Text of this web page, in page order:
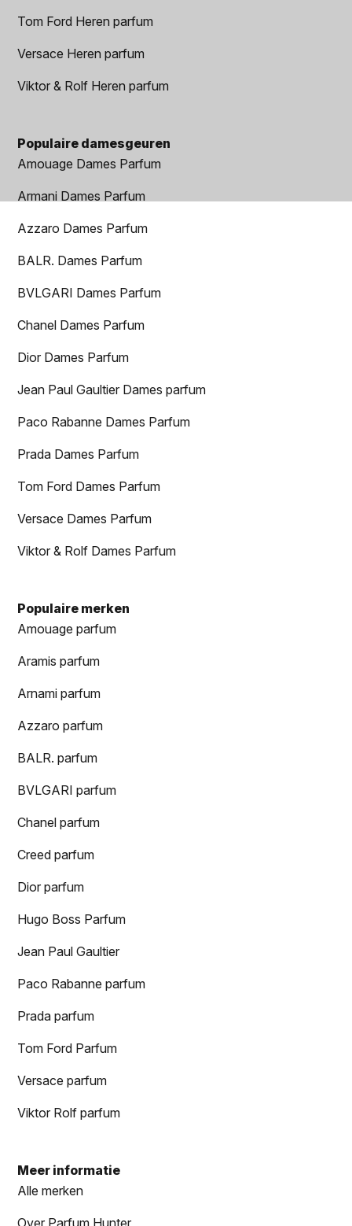
Tom Ford Heren parfum
Versace Heren parfum
Viktor & Rolf Heren parfum
Populaire damesgeuren
Amouage Dames Parfum
Armani Dames Parfum
Azzaro Dames Parfum
BALR. Dames Parfum
BVLGARI Dames Parfum
Chanel Dames Parfum
Dior Dames Parfum
Jean Paul Gaultier Dames parfum
Paco Rabanne Dames Parfum
Prada Dames Parfum
Tom Ford Dames Parfum
Versace Dames Parfum
Viktor & Rolf Dames Parfum
Populaire merken
Amouage parfum
Aramis parfum
Arnami parfum
Azzaro parfum
BALR. parfum
BVLGARI parfum
Chanel parfum
Creed parfum
Dior parfum
Hugo Boss Parfum
Jean Paul Gaultier
Paco Rabanne parfum
Prada parfum
Tom Ford Parfum
Versace parfum
Viktor Rolf parfum
Meer informatie
Alle merken
Over Parfum Hunter